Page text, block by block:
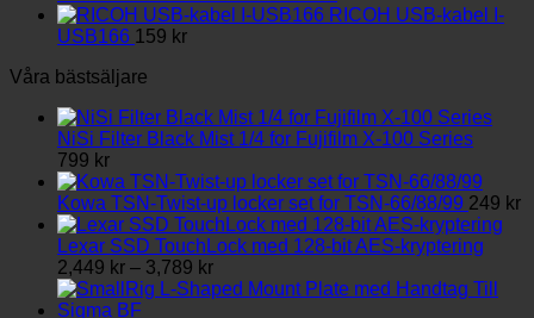
RICOH USB-kabel I-
USB166 159 kr
Våra bästsäljare
NiSi Filter Black Mist 1/4 for Fujifilm X-100 Series
799 kr
Kowa TSN-Twist-up locker set for TSN-66/88/99 249 kr
Lexar SSD TouchLock med 128-bit AES-kryptering
2,449 kr – 3,789 krPrisintervall:
2,449 kr